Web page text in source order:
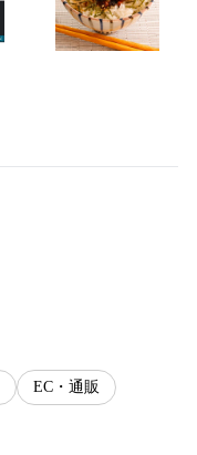
EC・通販